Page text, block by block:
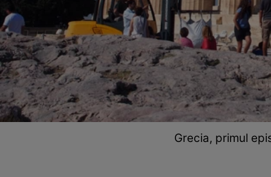
Grecia, primul